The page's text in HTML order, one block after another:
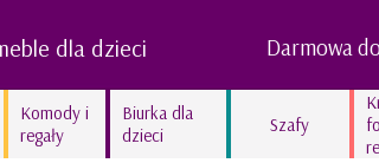
dla dzieci Darmowa
Komody i
regały
Biurka dla
dzieci
Szafy